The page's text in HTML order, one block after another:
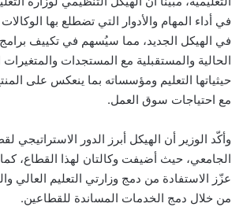
في أداء المهام والأدوار التي تضطلع بها
في الهيكل الجديد، مما سيُسهم في تكييف برامج
الحالية والمستقبلية مع المستجدات
حيثياتها التعليم ومؤسساته بما ينعكس على
مع احتياجات سوق العمل.
وأكّد الوزير أن الهيكل أبرز الدور الاستراتيجي
الجامعي، حيث أضيفت وكالتان لهذا القطاع،
عزّز الاستفادة من دمج وزارتي التعليم العالي
من خلال دمج الخدمات المساندة للقطاعين.